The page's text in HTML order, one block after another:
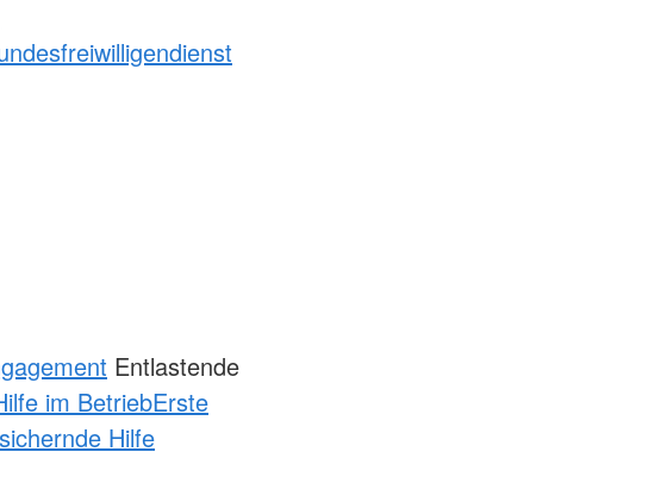
Entlastende
im BetriebErste
Hilfe